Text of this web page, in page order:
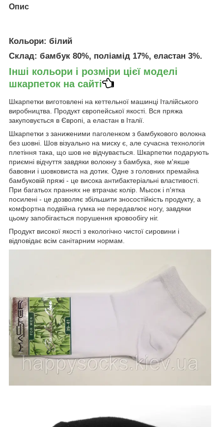
Опис
Кольори: білий
Склад: бамбук 80%, поліамід 17%, еластан 3%.
Інші кольори і розміри цієї моделі
шкарпеток на сайті
Шкарпетки виготовлені на кеттельної машинці Італійського
виробництва. Продукт європейської якості. Вся пряжа
закуповується в Європі, а еластан в Італії.
Шкарпетки з заниженими паголенком з бамбукового волокна
без шовні. Шов візуально на миску є, але сучасна технологія
плетіння така, що шов не відчувається. Шкарпетки подарують
приємні відчуття завдяки волокну з бамбука, яке м'якше
бавовни і шовковиста на дотик. Одне з головних премайна
бамбуковій пряжі - це висока антибактеріальні властивості.
При багатьох праннях не втрачає колір. Мысок і п'ятка
посилені - це дозволяє збільшити зносостійкість продукту, а
комфортна подвійна гумка не передавлює ногу, завдяки
цьому запобігається порушення кровообігу ніг.
Продукт високої якості з екологічно чистої сировини і
відповідає всім санітарним нормам.